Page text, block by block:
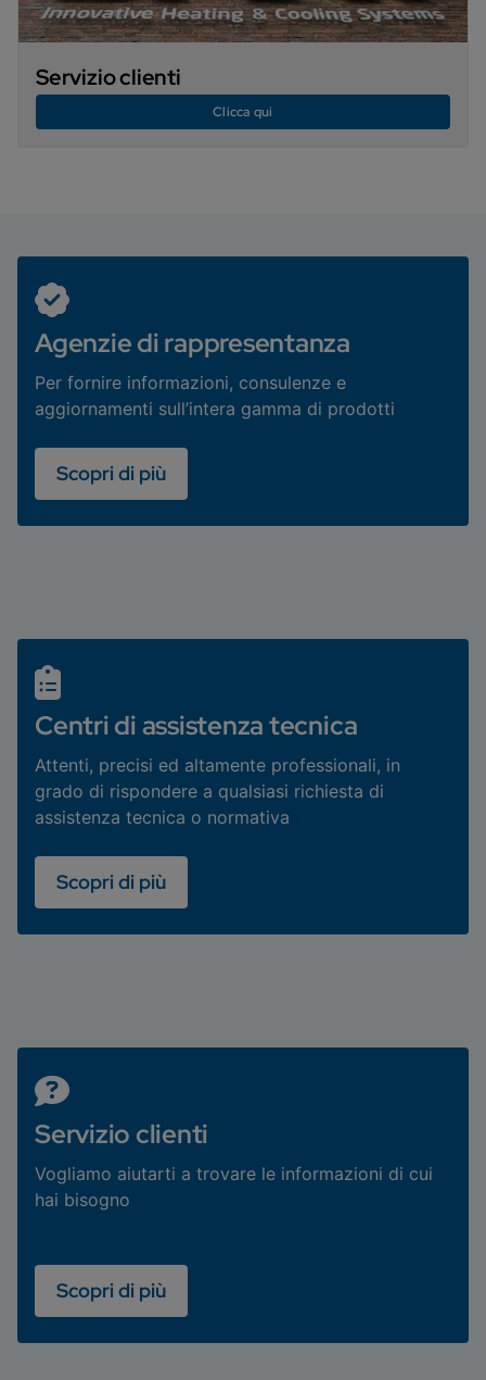
Servizio clienti
Clicca qui
Agenzie di rappresentanza
Per fornire informazioni, consulenze e
aggiornamenti sull’intera gamma di prodotti
Scopri di più
Centri di assistenza tecnica
Attenti, precisi ed altamente professionali, in
grado di rispondere a qualsiasi richiesta di
assistenza tecnica o normativa
Scopri di più
Servizio clienti
Vogliamo aiutarti a trovare le informazioni di cui
hai bisogno
Scopri di più